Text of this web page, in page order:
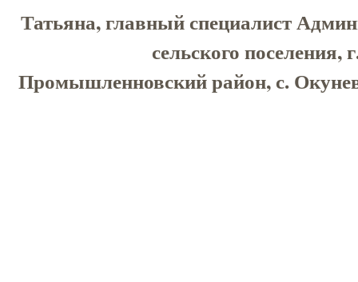
Татьяна, главный специалист
сельского поселения,
Промышленновский район, с.